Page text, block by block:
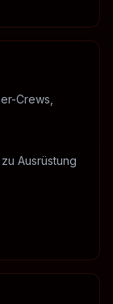
Crews,
Ausrüstung